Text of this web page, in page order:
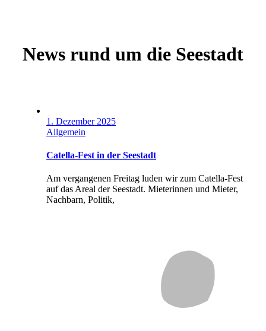
News rund um die Seestadt
1. Dezember 2025
Allgemein
Catella-Fest in der Seestadt
Am vergangenen Freitag luden wir zum Catella-Fest
auf das Areal der Seestadt. Mieterinnen und Mieter,
Nachbarn, Politik,